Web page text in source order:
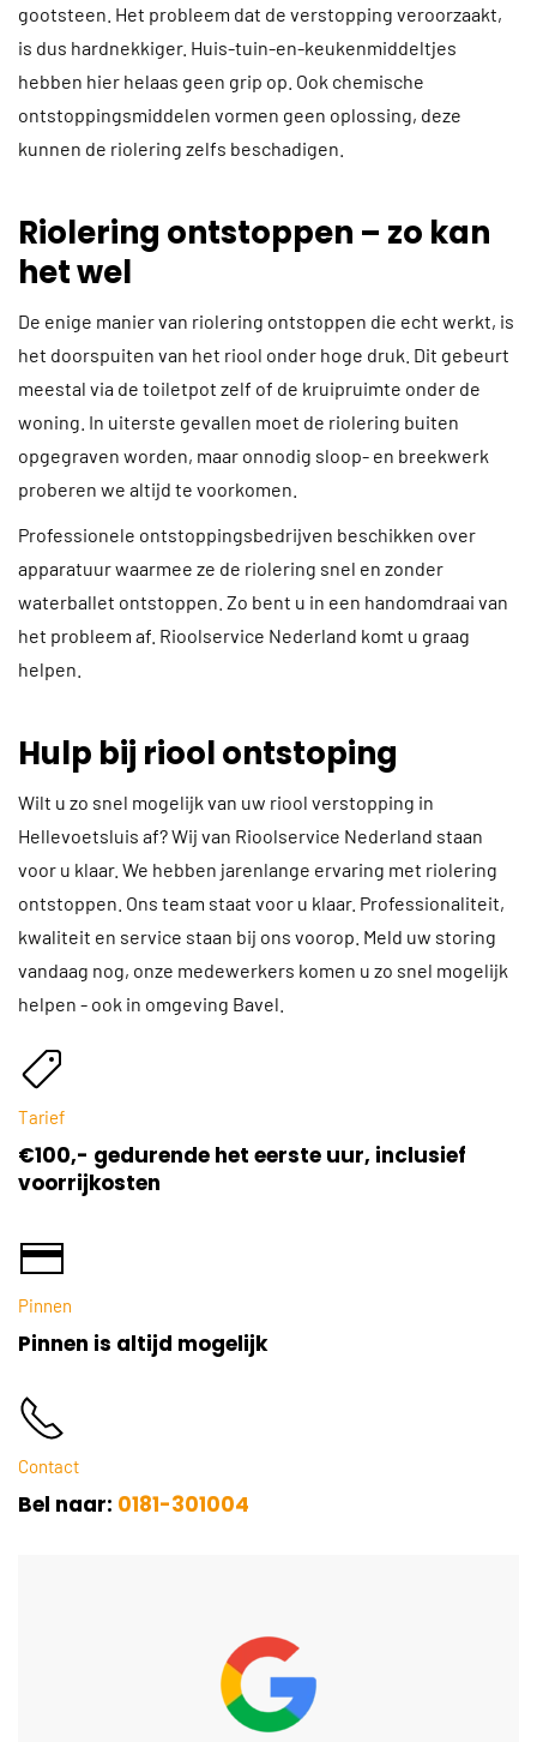
gootsteen. Het probleem dat de verstopping veroorzaakt,
is dus hardnekkiger. Huis-tuin-en-keukenmiddeltjes
hebben hier helaas geen grip op. Ook chemische
ontstoppingsmiddelen vormen geen oplossing, deze
kunnen de riolering zelfs beschadigen.
Riolering ontstoppen – zo kan
het wel
De enige manier van riolering ontstoppen die echt werkt, is
het doorspuiten van het riool onder hoge druk. Dit gebeurt
meestal via de toiletpot zelf of de kruipruimte onder de
woning. In uiterste gevallen moet de riolering buiten
opgegraven worden, maar onnodig sloop- en breekwerk
proberen we altijd te voorkomen.
Professionele ontstoppingsbedrijven beschikken over
apparatuur waarmee ze de riolering snel en zonder
waterballet ontstoppen. Zo bent u in een handomdraai van
het probleem af. Rioolservice Nederland komt u graag
helpen.
Hulp bij riool ontstoping
Wilt u zo snel mogelijk van uw riool verstopping in
Hellevoetsluis af? Wij van Rioolservice Nederland staan
voor u klaar. We hebben jarenlange ervaring met riolering
ontstoppen. Ons team staat voor u klaar. Professionaliteit,
kwaliteit en service staan bij ons voorop. Meld uw storing
vandaag nog, onze medewerkers komen u zo snel mogelijk
helpen - ook in omgeving Bavel.
Tarief
€100,- gedurende het eerste uur, inclusief
voorrijkosten
Pinnen
Pinnen is altijd mogelijk
Contact
Bel naar: 0181-301004